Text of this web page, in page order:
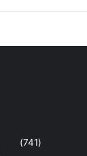
(741)